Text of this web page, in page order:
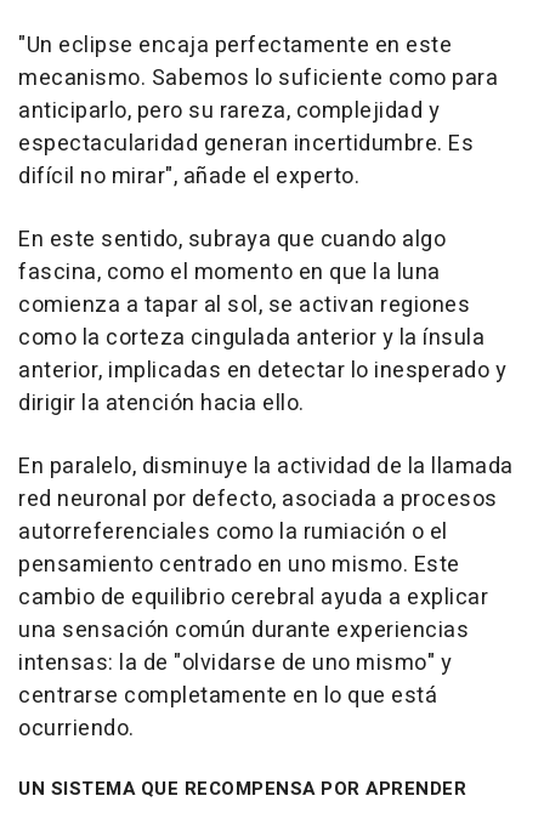
"Un eclipse encaja perfectamente en este
mecanismo. Sabemos lo suficiente como para
anticiparlo, pero su rareza, complejidad y
espectacularidad generan incertidumbre. Es
difícil no mirar", añade el experto.
En este sentido, subraya que cuando algo
fascina, como el momento en que la luna
comienza a tapar al sol, se activan regiones
como la corteza cingulada anterior y la ínsula
anterior, implicadas en detectar lo inesperado y
dirigir la atención hacia ello.
En paralelo, disminuye la actividad de la llamada
red neuronal por defecto, asociada a procesos
autorreferenciales como la rumiación o el
pensamiento centrado en uno mismo. Este
cambio de equilibrio cerebral ayuda a explicar
una sensación común durante experiencias
intensas: la de "olvidarse de uno mismo" y
centrarse completamente en lo que está
ocurriendo.
UN SISTEMA QUE RECOMPENSA POR APRENDER